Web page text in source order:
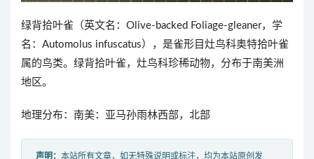
绿背拾叶雀（英文名：Olive-backed Foliage-gleaner，学
名：Automolus infuscatus），是雀形目灶鸟科奥特拾叶雀
属的鸟类。绿背拾叶雀，灶鸟科珍稀动物，分布于南美洲
地区。
地理分布：南美：亚马孙雨林西部，北部
声明： 本站所有文章，如无特殊说明或标注，均为本站原创发